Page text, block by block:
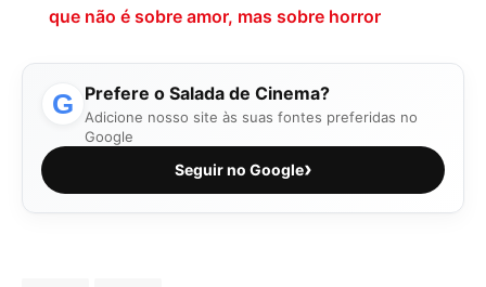
que não é sobre amor, mas sobre horror
G Prefere o Salada de Cinema?
Adicione nosso site às suas fontes preferidas no
Google
Seguir no Google›